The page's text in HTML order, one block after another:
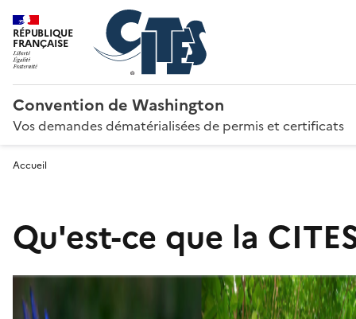
RÉPUBLIQUE
FRANÇAISE
Convention de Washington
Vos demandes dématérialisées de permis et certificats
Accueil
Qu'est-ce que la